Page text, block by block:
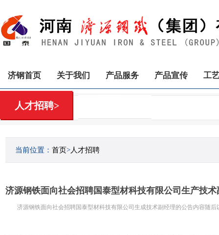
济钢首页 关于我们 产品服务 产品宣传 工
人才招聘>
当前位置： 首页>人才招聘
济源钢铁面向社会招聘国泰型材科技有限公司生产技
济源钢铁面向社会招聘国泰型材科技有限公司生成技术副经理的公告内容随后